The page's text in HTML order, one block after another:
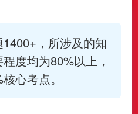
，所涉及的知
度均为80%以上，
心考点。